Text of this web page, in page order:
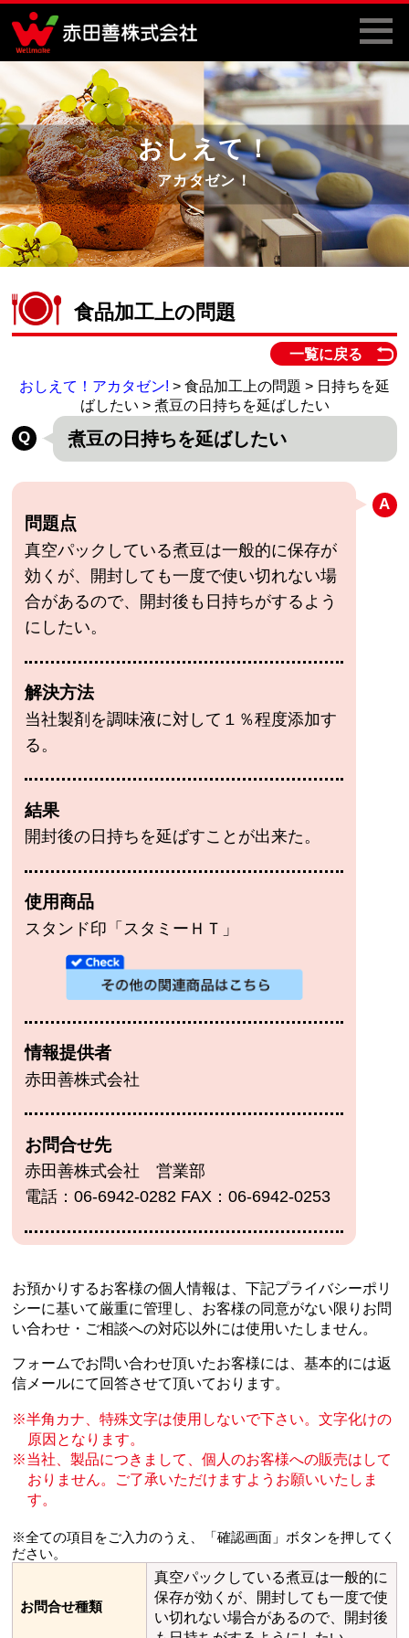
おしえて！
アカタゼン！
食品加工上の問題
一覧に戻る
おしえて！アカタゼン! > 食品加工上の問題 > 日持ちを延
ばしたい > 煮豆の日持ちを延ばしたい
煮豆の日持ちを延ばしたい
問題点
真空パックしている煮豆は一般的に保存が
効くが、開封しても一度で使い切れない場
合があるので、開封後も日持ちがするよう
にしたい。
解決方法
当社製剤を調味液に対して１％程度添加す
る。
結果
開封後の日持ちを延ばすことが出来た。
使用商品
スタンド印「スタミーＨＴ」
情報提供者
赤田善株式会社
お問合せ先
赤田善株式会社 営業部
電話：06-6942-0282 FAX：06-6942-0253
お預かりするお客様の個人情報は、下記プライバシーポリ
シーに基いて厳重に管理し、 お客様の同意がない限りお問
い合わせ・ご相談への対応以外には使用いたしません。
フォームでお問い合わせ頂いたお客様には、基本的には返
信メールにて回答させて頂いております。
半角カナ、特殊文字は使用しないで下さい。文字化けの
原因となります。
当社、製品につきまして、個人のお客様への販売はして
おりません。
ご了承いただけますようお願いいたしま
す。
※全ての項目をご入力のうえ、「確認画面」ボタンを押してく
ださい。
お問合せ種類
真空パックしている煮豆は一般的に
保存が効くが、開封しても一度で使
い切れない場合があるので、開封後